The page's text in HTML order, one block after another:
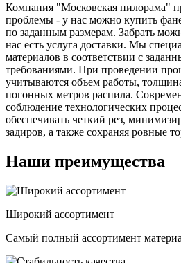
Компания "Московская пилорама"
проблемы - у нас можно купить
по заданным размерам. Забрать
нас есть услуга доставки. Мы
материалов в соответствии с
требованиями. При проведении
учитываются объем работы,
погонных метров распила.
соблюдение технологических
обеспечивать четкий рез,
задиров, а также сохраняя ровные
Наши преимущества
Широкий ассортимент
Самый полный ассортимент